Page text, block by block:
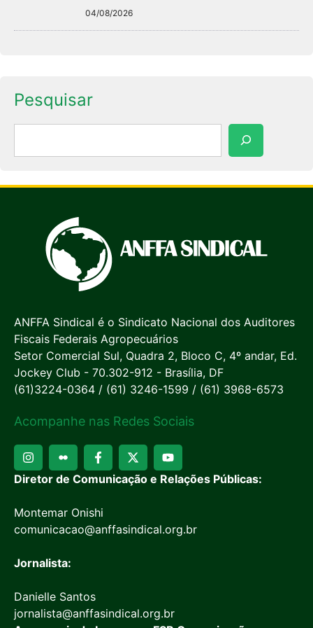
04/08/2026
Pesquisar
ANFFA Sindical é o Sindicato Nacional dos Auditores
Fiscais Federais Agropecuários
Setor Comercial Sul, Quadra 2, Bloco C, 4º andar, Ed.
Jockey Club - 70.302-912 - Brasília, DF
(61)3224-0364 / (61) 3246-1599 / (61) 3968-6573
Acompanhe nas Redes Sociais
Diretor de Comunicação e Relações Públicas:
Montemar Onishi
comunicacao@anffasindical.org.br
Jornalista:
Danielle Santos
jornalista@anffasindical.org.br